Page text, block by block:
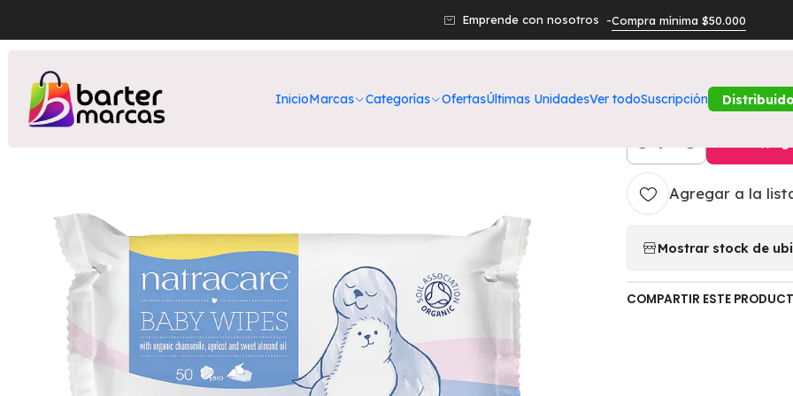
InicioMarcas Categorías OfertasÚltimas UnidadesVer todoSuscripción
Emprende con nosotros -Compra mínima $50.000
Nuestros Productos HIGIENE Y CUIDADO Toallitas bebé Natracare
Toallitas
Cantidad
Agregar a la
Mostrar stock de
COMPARTIR ESTE